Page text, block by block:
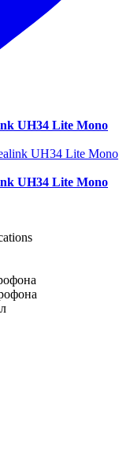
UH34 Lite Mono
UH34 Lite Mono